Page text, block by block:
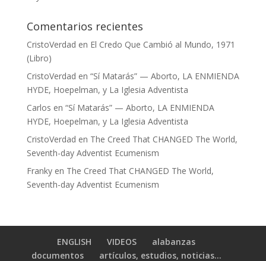
Comentarios recientes
CristoVerdad en El Credo Que Cambió al Mundo, 1971
(Libro)
CristoVerdad en “Sí Matarás” — Aborto, LA ENMIENDA
HYDE, Hoepelman, y La Iglesia Adventista
Carlos en “Sí Matarás” — Aborto, LA ENMIENDA
HYDE, Hoepelman, y La Iglesia Adventista
CristoVerdad en The Creed That CHANGED The World,
Seventh-day Adventist Ecumenism
Frankyen The Creed That CHANGED The World,
Seventh-day Adventist Ecumenism
ENGLISH VIDEOS
alabanzas
documentos
artículos, estudios, noticias…